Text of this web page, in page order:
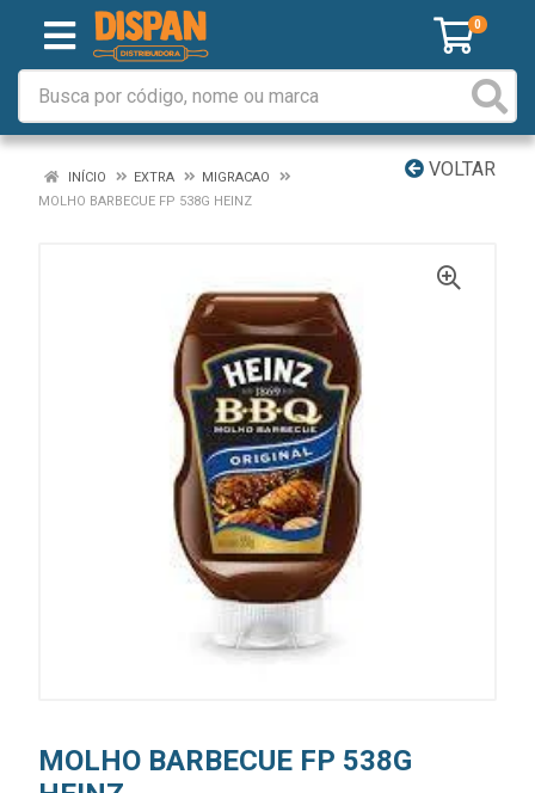
0
VOLTAR
INÍCIO EXTRA
MIGRACAO
MOLHO BARBECUE FP 538G HEINZ
MOLHO BARBECUE FP 538G